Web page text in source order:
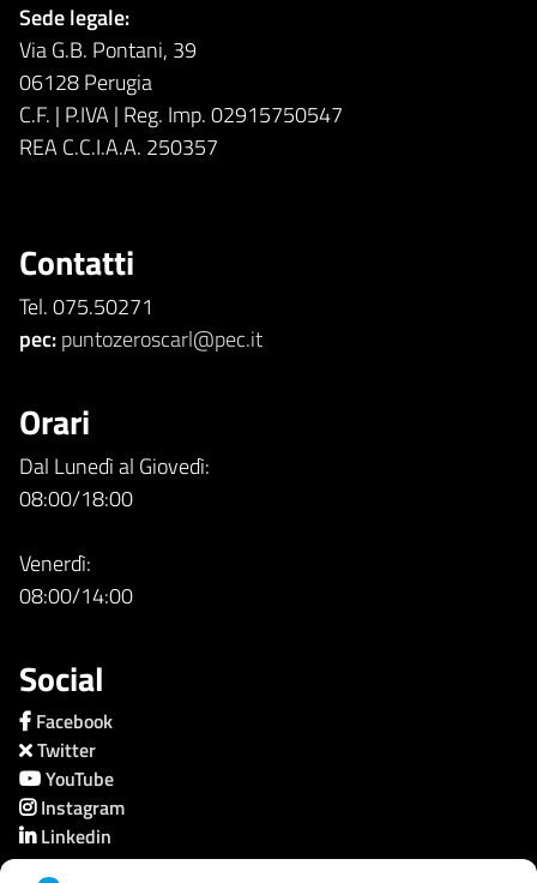
Sede legale:
Via G.B. Pontani, 39
06128 Perugia
C.F. | P.IVA | Reg. Imp. 02915750547
REA C.C.I.A.A. 250357
Contatti
Tel. 075.50271
pec:puntozeroscarl@pec.it
Orari
Dal Lunedì al Giovedì:
08:00/18:00
Venerdì:
08:00/14:00
Social
Facebook
Twitter
YouTube
Instagram
Linkedin